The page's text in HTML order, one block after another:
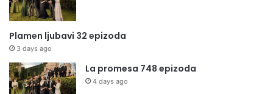
Plamen ljubavi 32 epizoda
3 days ago
La promesa 748 epizoda
4 days ago